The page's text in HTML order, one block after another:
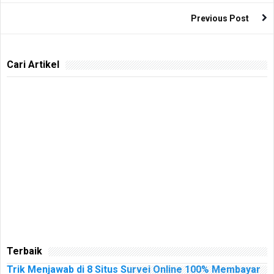
Previous Post
Cari Artikel
Terbaik
Trik Menjawab di 8 Situs Survei Online 100% Membayar